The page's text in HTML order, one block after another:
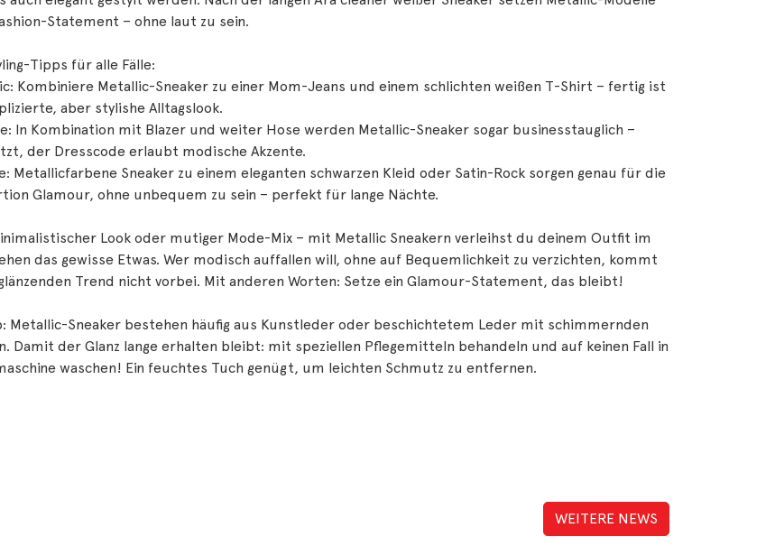
Statement – ohne laut zu sein.
Tipps für alle Fälle:
Kombiniere Metallic-Sneaker zu einer Mom-Jeans und einem schlichten weißen T-Shirt – fertig ist
aber stylishe Alltagslook.
In Kombination mit Blazer und weiter Hose werden Metallic-Sneaker sogar businesstauglich –
der Dresscode erlaubt modische Akzente.
Metallicfarbene Sneaker zu einem eleganten schwarzen Kleid oder Satin-Rock sorgen genau für die
Glamour, ohne unbequem zu sein – perfekt für lange Nächte.
Look oder mutiger Mode-Mix – mit Metallic Sneakern verleihst du deinem Outfit im
das gewisse Etwas. Wer modisch auffallen will, ohne auf Bequemlichkeit zu verzichten, kommt
Trend nicht vorbei. Mit anderen Worten: Setze ein Glamour-Statement, das bleibt!
Metallic-Sneaker bestehen häufig aus Kunstleder oder beschichtetem Leder mit schimmernden
Damit der Glanz lange erhalten bleibt: mit speziellen Pflegemitteln behandeln und auf keinen Fall in
waschen! Ein feuchtes Tuch genügt, um leichten Schmutz zu entfernen.
WEITERE NEWS